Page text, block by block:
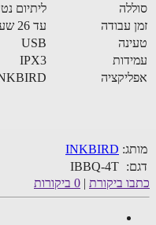
ליתיום נטענת 2000mAh
עבודה
USB
IPX3
INKBIRD
INKBIRD
IBBQ-4T
ביקורת|0 ביקורות